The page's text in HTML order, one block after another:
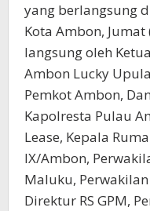
yang berlangsung
Kota Ambon,
langsung oleh
Ambon Lucky
Pemkot Ambon,
Kapolresta Pulau
Lease, Kepala
IX/Ambon,
Maluku,
Direktur RS GPM,